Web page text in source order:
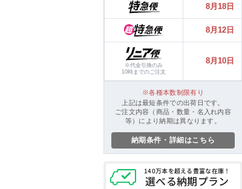
短納期でお求めやすい価格の
大人気商品をピックアップ！
シリーズを厳選！幅広い年代の方に
ご高評をいただいています。
機能性に優れたボールペンも
各種取り揃えております！
ボールペンブランドから
お選びいただけます。
機能性に優れたボールペンも
各種取り揃えております！
8月18日
8月12日
※代金引換のみ
10時までのご注文
8月10日
各種本数制限有り
上記は最短条件での出荷日です。
ご注文内容（商品・数量・名入れ内容
等）により納期は異なります。
納期条件・詳細はこちら
140万本を超える豊富な在庫！
選べる納期プラン